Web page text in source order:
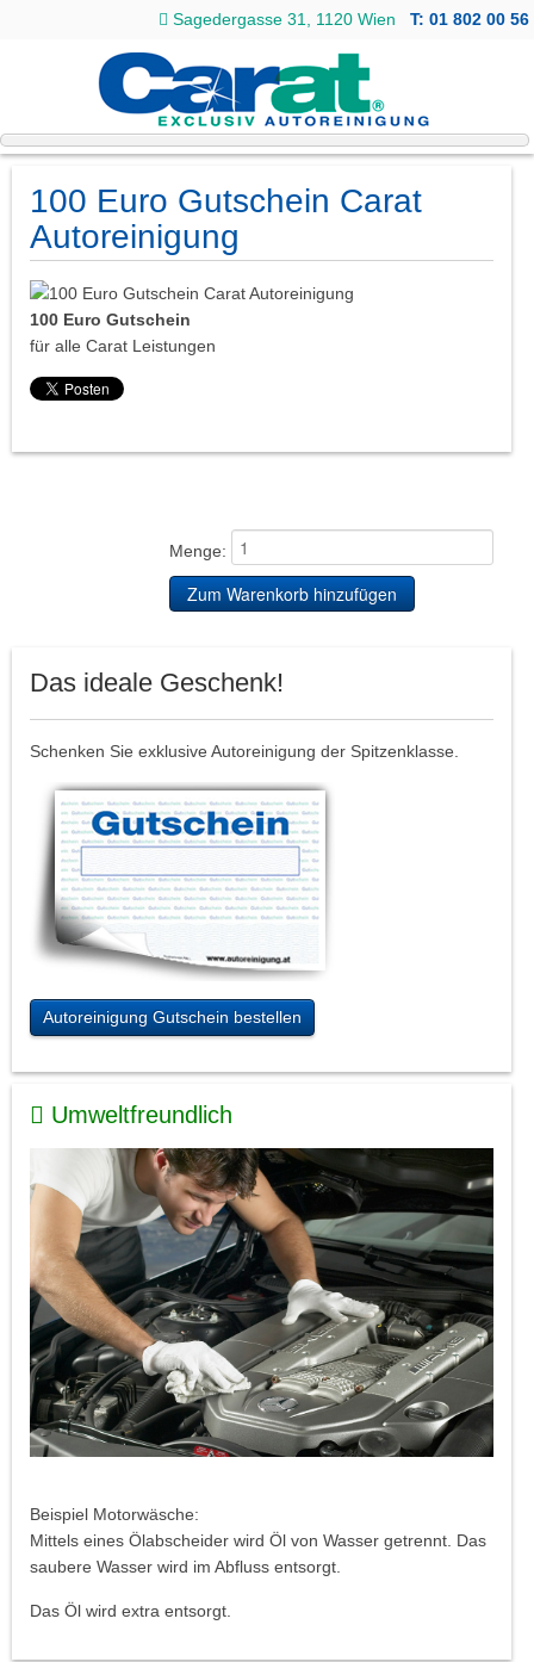
Sagedergasse 31, 1120 Wien T: 01 802 00 56
100 Euro Gutschein Carat
Autoreinigung
100 Euro Gutschein
für alle Carat Leistungen
Menge:
Das ideale Geschenk!
Schenken Sie exklusive Autoreinigung der Spitzenklasse.
Autoreinigung Gutschein bestellen
Umweltfreundlich
Beispiel Motorwäsche:
Mittels eines Ölabscheider wird Öl von Wasser getrennt. Das
saubere Wasser wird im Abfluss entsorgt.
Das Öl wird extra entsorgt.